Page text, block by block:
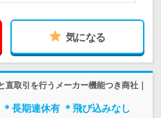
気になる
取引を行うメーカー機能つき商社｜
長期連休有 ＊飛び込みなし